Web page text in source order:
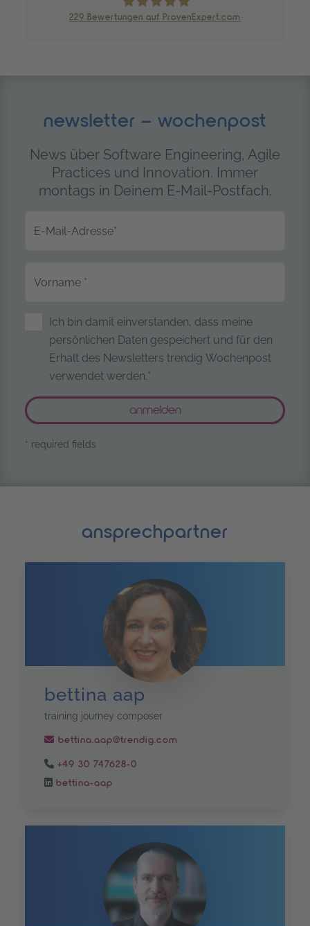
229 Bewertungen auf ProvenExpert.com
newsletter – wochenpost
News über Software Engineering, Agile
Practices und Innovation. Immer
montags in Deinem E-Mail-Postfach.
E-Mail-Adresse*
Vorname *
Sicherung personenbezogener
Ich bin damit einverstanden, dass meine
persönlichen Daten gespeichert und für den
Erhalt des Newsletters trendig Wochenpost
verwendet werden.*
* required fields
ansprechpartner
bettina aap
training journey composer
bettina.aap@trendig.com
+49 30 747628-0
bettina-aap